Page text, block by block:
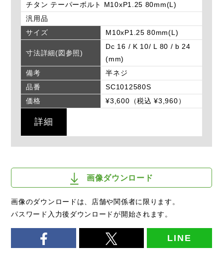
チタン テーパーボルト M10xP1.25 80mm(L)
汎用品
サイズ
M10xP1.25 80mm(L)
寸法詳細(図参照)
Dc 16 / K 10/ L 80 / b 24
(mm)
備考
半ネジ
品番
SC1012580S
価格
¥3,600（税込 ¥3,960）
詳細
画像ダウンロード
画像のダウンロードは、店舗や関係者に限ります。
パスワード入力後ダウンロードが開始されます。
LINE